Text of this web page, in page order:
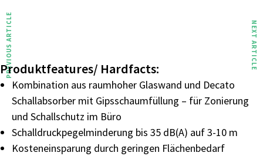
Produktfeatures/ Hardfacts:
Kombination aus raumhoher Glaswand und Decato
Schallabsorber mit Gipsschaumfüllung – für Zonierung
und Schallschutz im Büro
Schalldruckpegelminderung bis 35 dB(A) auf3-10 m
Kosteneinsparung durch geringen Flächenbedarf
PREVIOUS ARTICLE NEXT ARTICLE